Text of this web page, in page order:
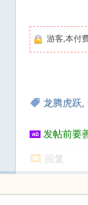
游客,本付
龙腾虎跃,
发帖前要
回复